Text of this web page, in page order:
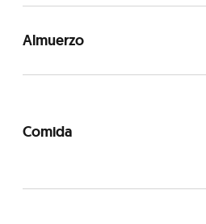
Almuerzo
Comida